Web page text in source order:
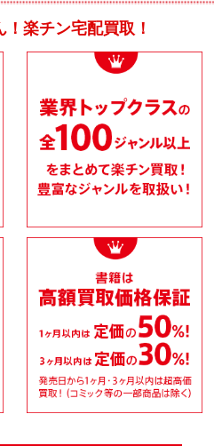
楽チン宅配買取！